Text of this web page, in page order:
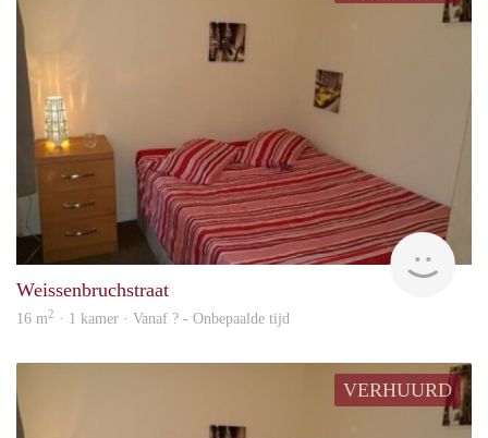
Weissenbruchstraat
16 m2 · 1 kamer · Vanaf ? - Onbepaalde tijd
VERHUURD